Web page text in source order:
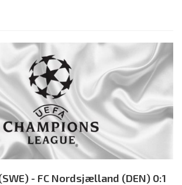
Стадион Зюдштадт. 2400 зрителей (20 %
Резервный судья: Йерун Мансхот
Адмира
- FC Nordsjælland (DEN) 0:1